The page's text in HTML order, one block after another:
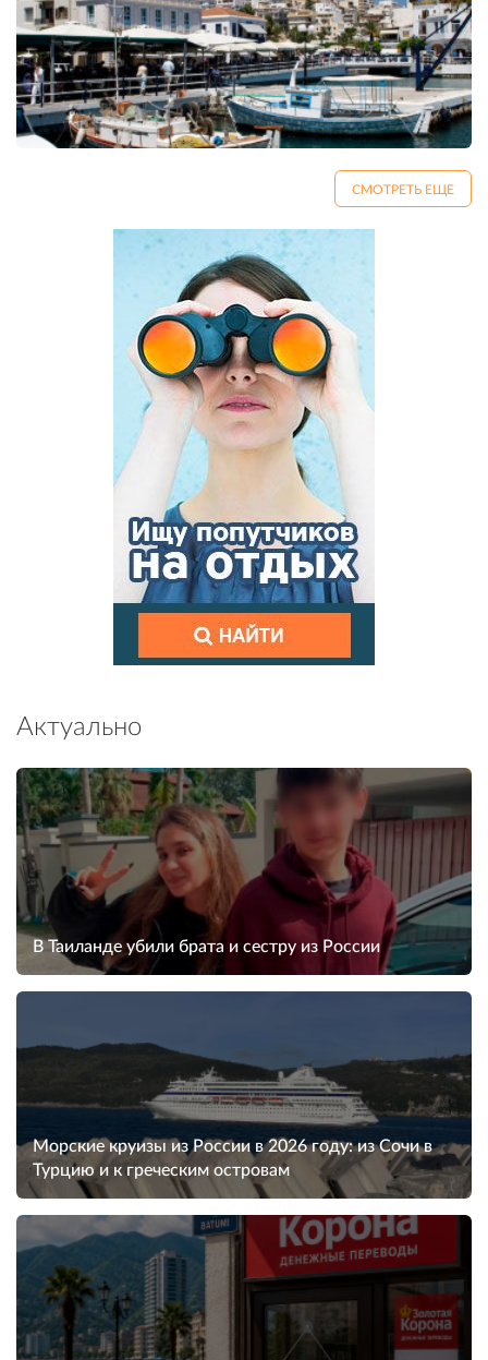
СМОТРЕТЬ ЕЩЕ
Актуально
В Таиланде убили брата и сестру из России
Морские круизы из России в 2026 году: из Сочи в
Турцию и к греческим островам